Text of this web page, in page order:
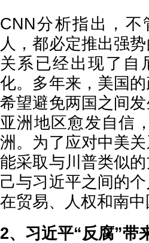
CNN分析指出，
人，都必定推出强
关系已经出现了自
化。多年来，美国
希望避免两国之间
亚洲地区愈发自信
洲。为了应对中美
能采取与川普类似
己与习近平之间的
在贸易、人权和南
2、习近平“反腐”带